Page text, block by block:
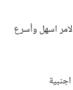
اسهل وأسرع